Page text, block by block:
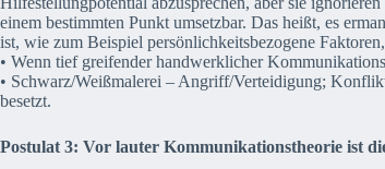
einem bestimmten Punkt umsetzbar. Das heißt, es
ist, wie zum Beispiel persönlichkeitsbezogene
• Wenn tief greifender handwerklicher
• Schwarz/Weißmalerei – Angriff/Verteidigung;
besetzt.
Postulat 3: Vor lauter Kommunikationstheorie ist